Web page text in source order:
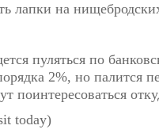
лапки на
пуляться по
2%, но палится
поинтересоваться
today)